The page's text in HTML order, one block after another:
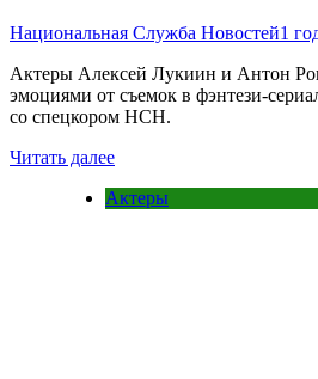
Национальная Служба Новостей1
Актеры Алексей Лукиин и Антон
эмоциями от съемок в фэнтези-
со спецкором НСН.
Читать далее
Актеры